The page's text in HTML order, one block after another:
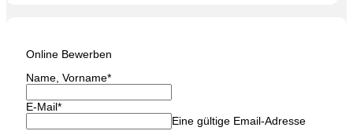
Online Bewerben
Name, Vorname*
E-Mail*
Eine gültige Email-Adresse